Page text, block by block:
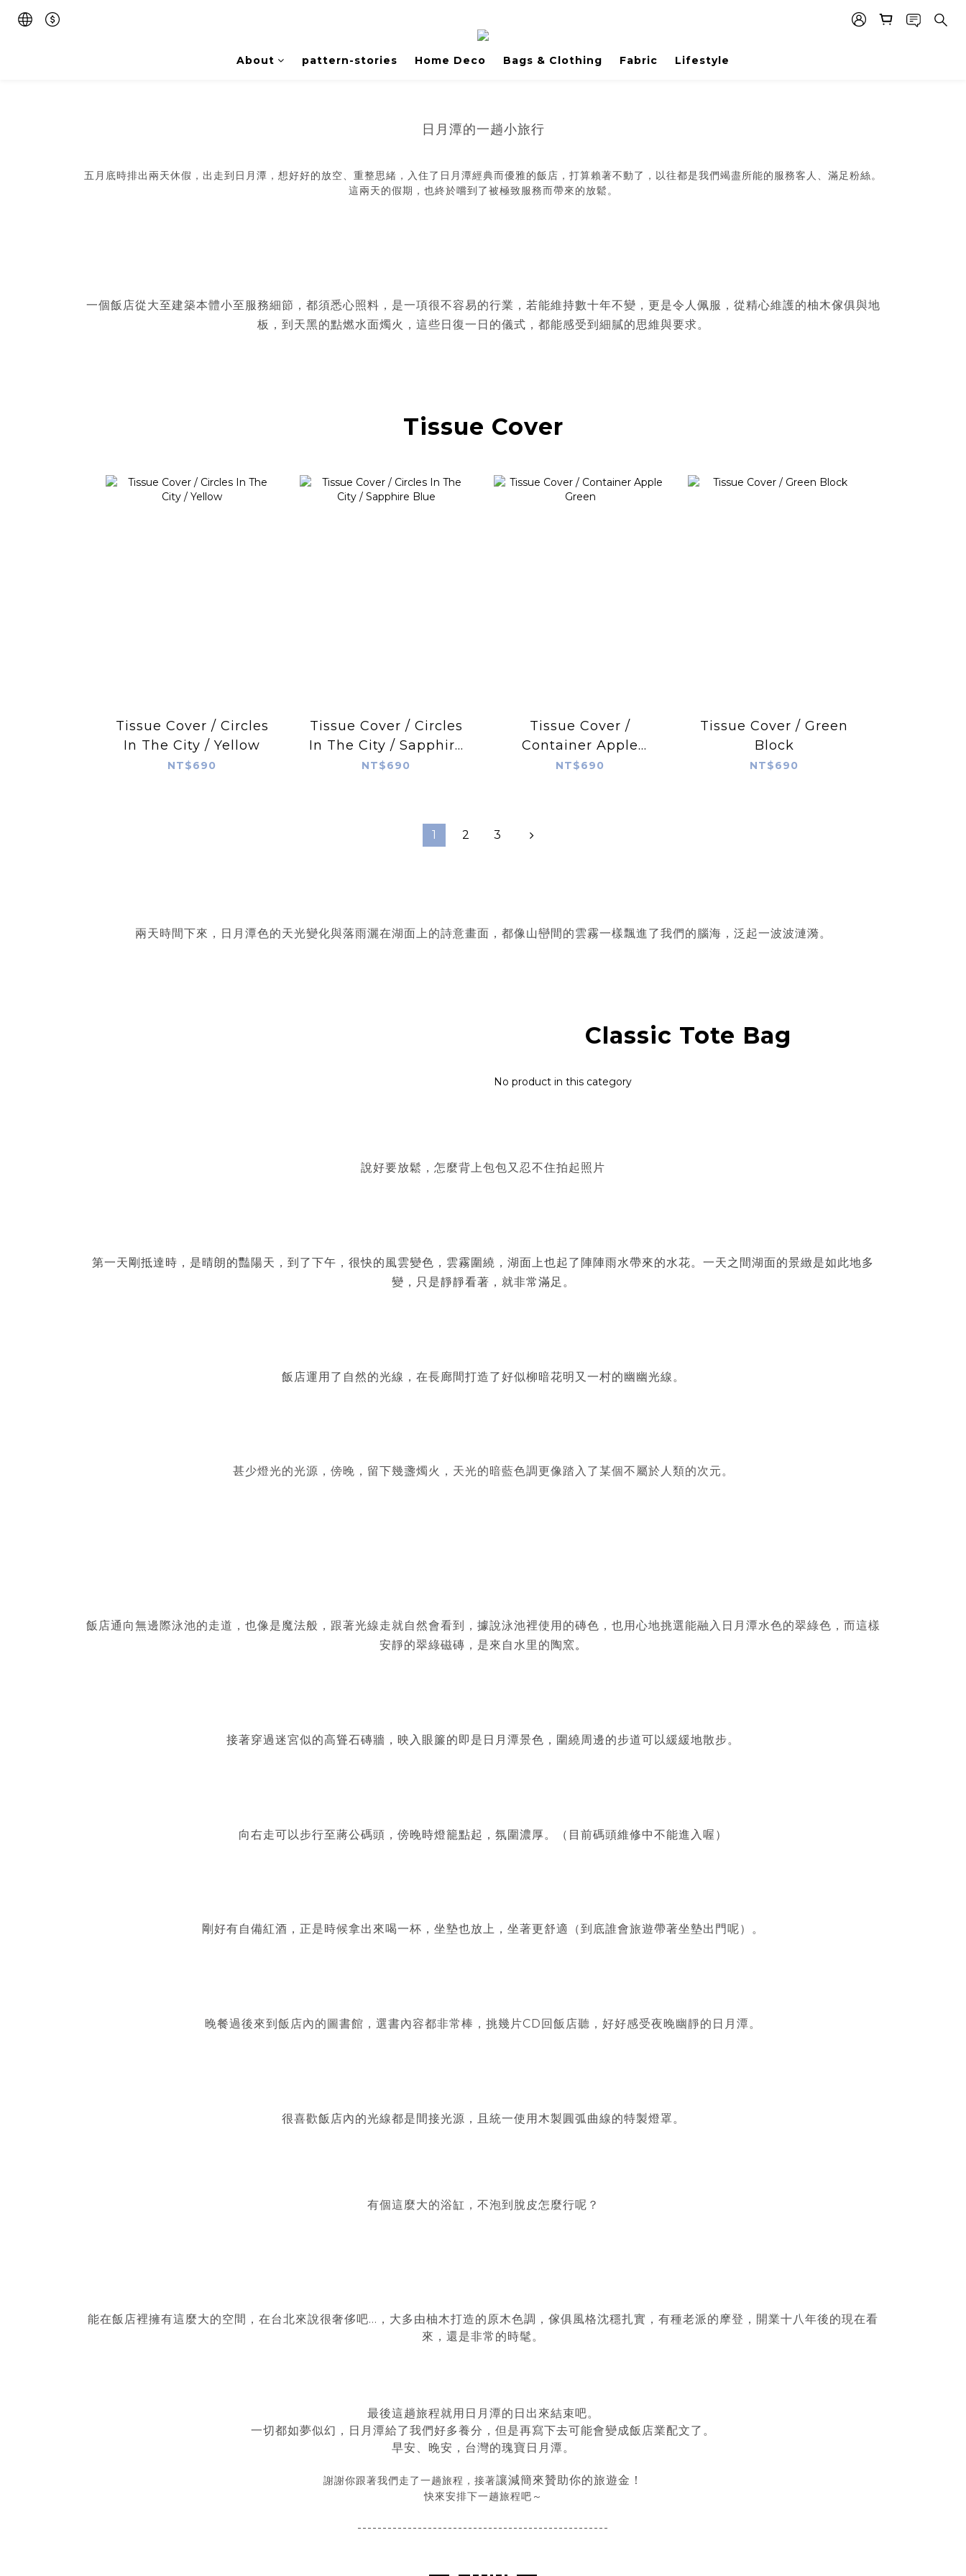
About pattern-stories Home Deco Bags & Clothing Fabric Lifestyle
日月潭的一趟小旅行
五月底時排出兩天休假，出走到日月潭，想好好的放空、重整思緒，入住了日月潭經典而優雅的飯店，打算賴著不動了，以往都是我們竭盡所能的服務客人、滿足粉絲。
這兩天的假期，也終於嚐到了被極致服務而帶來的放鬆。​
一個飯店從大至建築本體小至服務細節，都須悉心照料，是一項很不容易的行業，若能維持數十年不變，更是令人佩服，從精心維護的柚木傢俱與地
板，到天黑的點燃水面燭火，這些日復一日的儀式，都能感受到細膩的思維與要求。
Tissue Cover
Tissue Cover / Circles
In The City / Yellow
NT$690
Tissue Cover / Circles
In The City / Sapphire
Blue
NT$690
Tissue Cover /
Container Apple
Green
NT$690
Tissue Cover / Green
Block
NT$690
1 2 3
兩天時間下來，日月潭色的天光變化與落雨灑在湖面上的詩意畫面，都像山巒間的雲霧一樣飄進了我們的腦海，泛起一波波漣漪。
Classic Tote Bag
No product in this category
說好要放鬆，怎麼背上包包又忍不住拍起照片
第一天剛抵達時，是晴朗的豔陽天，到了下午，很快的風雲變色，雲霧圍繞，湖面上也起了陣陣雨水帶來的水花。一天之間湖面的景緻是如此地多
變，只是靜靜看著，就非常滿足。
飯店運用了自然的光線，在長廊間打造了好似柳暗花明又一村的幽幽光線。
甚少燈光的光源，傍晚，留下幾盞燭火，天光的暗藍色調更像踏入了某個不屬於人類的次元。
飯店通向無邊際泳池的走道，也像是魔法般，跟著光線走就自然會看到，據說泳池裡使用的磚色，也用心地挑選能融入日月潭水色的翠綠色，而這樣
安靜的翠綠磁磚，是來自水里的陶窯。
接著穿過迷宮似的高聳石磚牆，映入眼簾的即是日月潭景色，圍繞周邊的步道可以緩緩地散步。
向右走可以步行至蔣公碼頭，傍晚時燈籠點起，氛圍濃厚。（目前碼頭維修中不能進入喔）
剛好有自備紅酒，正是時候拿出來喝一杯，坐墊也放上，坐著更舒適（到底誰會旅遊帶著坐墊出門呢）。
晚餐過後來到飯店內的圖書館，選書內容都非常棒，挑幾片CD回飯店聽，好好感受夜晚幽靜的日月潭。
很喜歡飯店內的光線都是間接光源，且統一使用木製圓弧曲線的特製燈罩。
有個這麼大的浴缸，不泡到脫皮怎麼行呢？
能在飯店裡擁有這麼大的空間，在台北來說很奢侈吧...，大多由柚木打造的原木色調，傢俱風格沈穩扎實，有種老派的摩登，開業十八年後的現在看
來，還是非常的時髦。
最後這趟旅程就用日月潭的日出來結束吧。
一切都如夢似幻，日月潭給了我們好多養分，但是再寫下去可能會變成飯店業配文了。
早安、晚安，台灣的瑰寶日月潭。
謝謝你跟著我們走了一趟旅程，接著讓減簡來贊助你的旅遊金！
快來安排下一趟旅程吧～
--------------------------------------------------